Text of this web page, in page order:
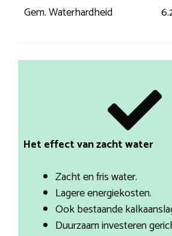
Gem. Waterhardheid
Het effect van zacht water
Zacht en fris water.
Lagere energiekosten.
Ook bestaande
Duurzaam investeren